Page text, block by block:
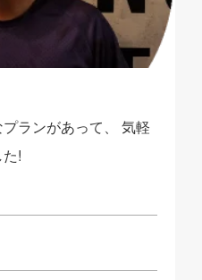
ランがあって、 気軽
!